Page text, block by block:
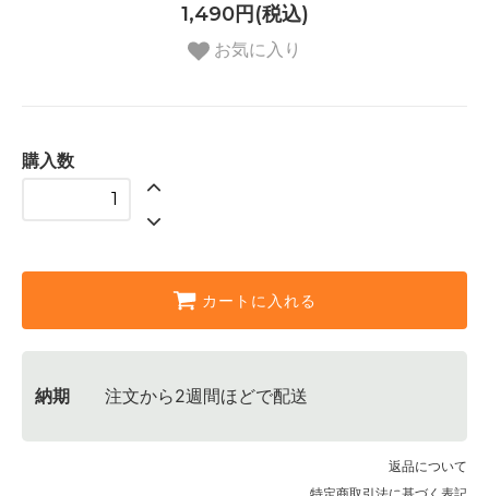
1,490円(税込)
お気に入り
購入数
カートに入れる
納期 注文から2週間ほどで配送
返品について